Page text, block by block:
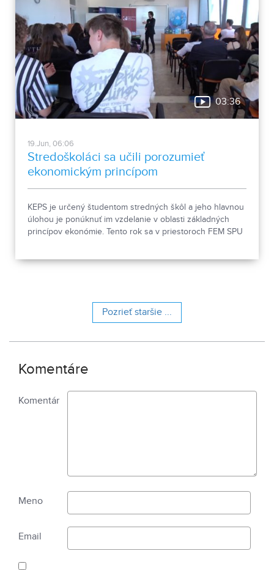
03:36
19.Jun, 06:06
Stredoškoláci sa učili porozumieť
ekonomickým princípom
KEPS je určený študentom stredných škôl a jeho hlavnou
úlohou je ponúknuť im vzdelanie v oblasti základných
princípov ekonómie. Tento rok sa v priestoroch FEM SPU
Pozrieť staršie ...
Komentáre
Komentár
Meno
Email